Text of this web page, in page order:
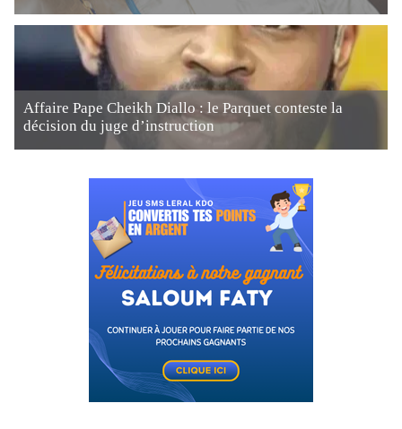
Affaire Pape Cheikh Diallo : le Parquet conteste la
décision du juge d’instruction